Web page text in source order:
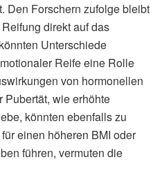
Den Forschern zufolge bleibt
direkt auf das
Unterschiede
Reife eine Rolle
von hormonellen
Pubertät, wie erhöhte
könnten ebenfalls zu
einen höheren BMI oder
führen, vermuten die